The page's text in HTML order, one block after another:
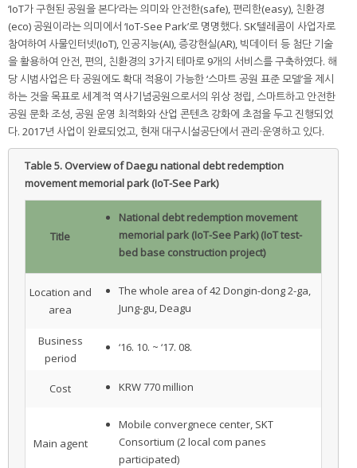
‘IoT가 구현된 공원을 본다’라는 의미와 안전한(safe), 편리한(easy), 친환경
(eco) 공원이라는 의미에서 ‘IoT-See Park’로 명명했다. SK텔레콤이 사업자로
참여하여 사물인터넷(IoT), 인공지능(AI), 증강현실(AR), 빅데이터 등 첨단 기술
을 활용하여 안전, 편의, 친환경의 3가지 테마로 9개의 서비스를 구축하였다. 해
당 시범사업은 타 공원에도 확대 적용이 가능한 ‘스마트 공원 표준 모델’을 제시
하는 것을 목표로 세계적 역사기념공원으로서의 위상 정립, 스마트하고 안전한
공원 문화 조성, 공원 운영 최적화와 산업 콘텐츠 강화에 초점을 두고 진행되었
다. 2017년 사업이 완료되었고, 현재 대구시설공단에서 관리·운영하고 있다.
Table 5. Overview of Daegu national debt redemption
movement memorial park (IoT-See Park)
Title
National debt redemption movement
memorial park (IoT-See Park) (IoT test-
bed base construction project)
Location and
area
The whole area of 42 Dongin-dong 2-ga,
Jung-gu, Deagu
Business
period
‘16. 10. ~ ‘17. 08.
Cost KRW 770 million
Main agent
Mobile convergnece center, SKT
Consortium (2 local com panes
participated)